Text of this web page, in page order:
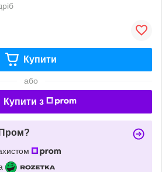
Купити
або
Купити з